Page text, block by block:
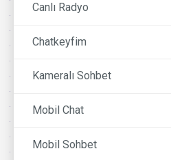
Canlı Radyo
Chatkeyfim
Kameralı Sohbet
Mobil Chat
Mobil Sohbet